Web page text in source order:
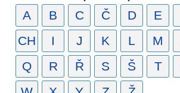
A B C Č D E
CH
I J K L M
Q
R Ř S Š T